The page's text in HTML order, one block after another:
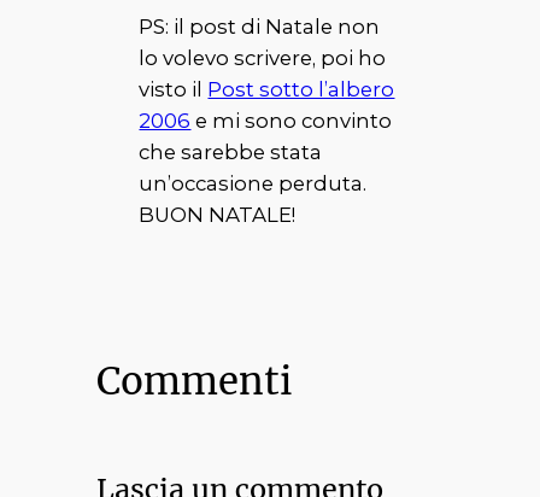
PS: il post di Natale non
lo volevo scrivere, poi ho
visto il Post sotto l’albero
2006 e mi sono convinto
che sarebbe stata
un’occasione perduta.
BUON NATALE!
Commenti
Lascia un commento